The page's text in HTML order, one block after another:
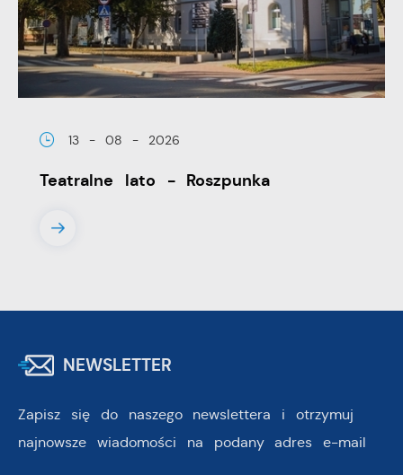
13 - 08 - 2026
Teatralne lato - Roszpunka
NEWSLETTER
Zapisz się do naszego newslettera i otrzymuj
najnowsze wiadomości na podany adres e-mail